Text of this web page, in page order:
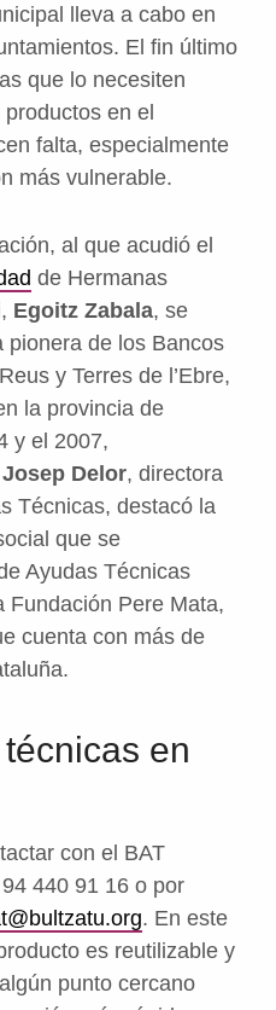
lleva a cabo en
El fin último
que lo necesiten
en el
falta, especialmente
más vulnerable.
al que acudió el
de Hermanas
Egoitz Zabala, se
pionera de los Bancos
y Terres de l’Ebre,
la provincia de
y el 2007,
Delor, directora
Técnicas, destacó la
que se
Ayudas Técnicas
Fundación Pere Mata,
cuenta con más de
en
con el BAT
440 91 16 o por
. En este
es reutilizable y
punto cercano